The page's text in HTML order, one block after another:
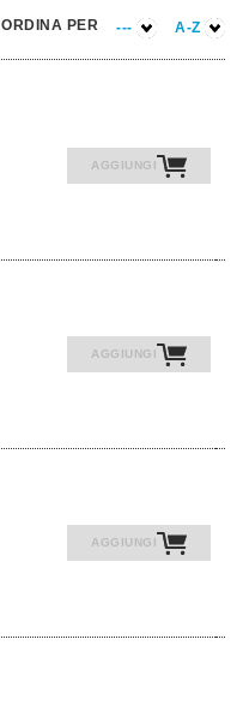
ORDINA PER --- A-Z
AGGIUNGI
AGGIUNGI
AGGIUNGI